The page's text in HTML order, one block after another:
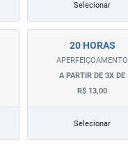
Selecionar
20 HORAS
APERFEIÇOAMENTO
A PARTIR DE 3X DE
R$ 13,00
Selecionar